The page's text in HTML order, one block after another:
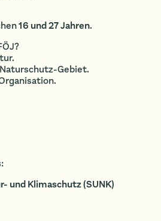
16 und 27 Jahren.
Gebiet.
und Klimaschutz (SUNK)